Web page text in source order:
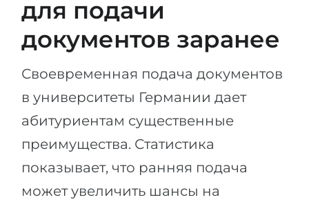
для подачи
документов заранее
Своевременная подача документов
в университеты Германии дает
абитуриентам существенные
преимущества. Статистика
показывает, что ранняя подача
может увеличить шансы на